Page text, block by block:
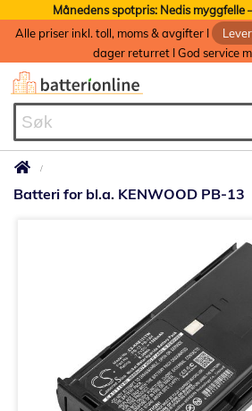
Månedens spotpris: Nedis myggfelle
Alle priser inkl. toll, moms & avgifter I
dager returret I God service
Batteri for bl.a. KENWOOD PB-13